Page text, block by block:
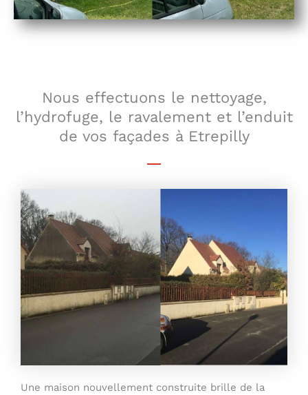
Nous effectuons le nettoyage,
l’hydrofuge, le ravalement et l’enduit
de vos façades à Etrepilly
Une maison nouvellement construite brille de la